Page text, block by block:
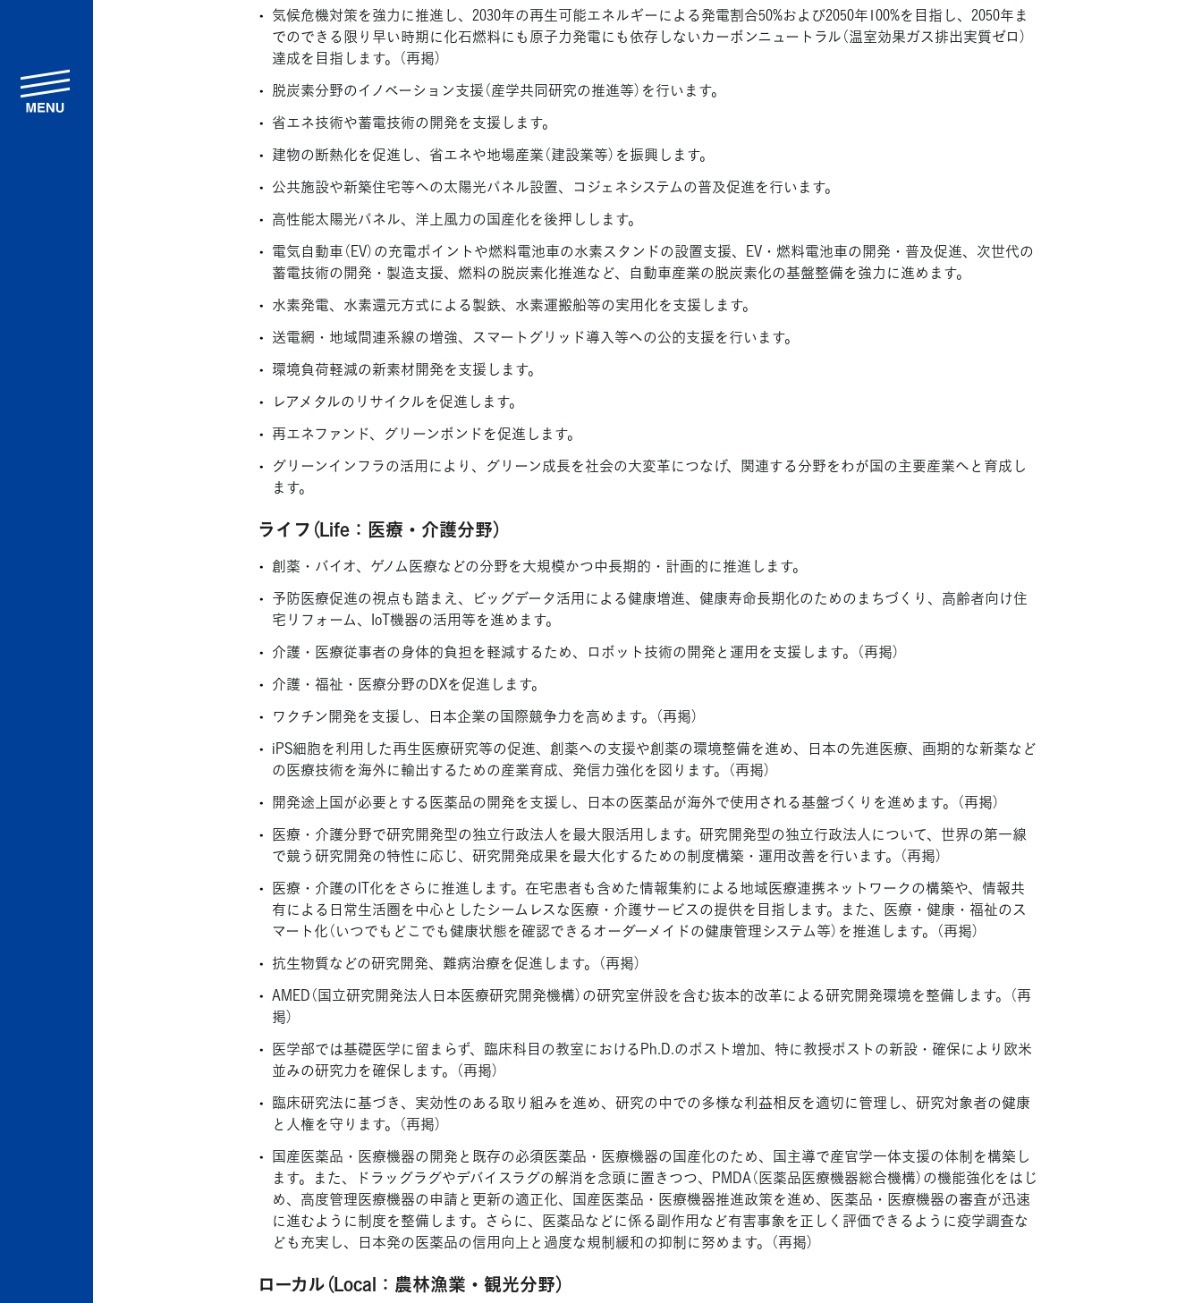
気候危機対策を強力に推進し、2030年の再生可能エネルギーによる発電割合50%および2050年100%を目指し、2050年ま
でのできる限り早い時期に化石燃料にも原子力発電にも依存しないカーボンニュートラル（温室効果ガス排出実質ゼロ）
達成を目指します。（再掲）
脱炭素分野のイノベーション支援（産学共同研究の推進等）を行います。
省エネ技術や蓄電技術の開発を支援します。
建物の断熱化を促進し、省エネや地場産業（建設業等）を振興します。
公共施設や新築住宅等への太陽光パネル設置、コジェネシステムの普及促進を行います。
高性能太陽光パネル、洋上風力の国産化を後押しします。
電気自動車（EV）の充電ポイントや燃料電池車の水素スタンドの設置支援、EV・燃料電池車の開発・普及促進、次世代の
蓄電技術の開発・製造支援、燃料の脱炭素化推進など、自動車産業の脱炭素化の基盤整備を強力に進めます。
水素発電、水素還元方式による製鉄、水素運搬船等の実用化を支援します。
送電網・地域間連系線の増強、スマートグリッド導入等への公的支援を行います。
環境負荷軽減の新素材開発を支援します。
レアメタルのリサイクルを促進します。
再エネファンド、グリーンボンドを促進します。
グリーンインフラの活用により、グリーン成長を社会の大変革につなげ、関連する分野をわが国の主要産業へと育成し
ます。
ライフ（Life：医療・介護分野）
創薬・バイオ、ゲノム医療などの分野を大規模かつ中長期的・計画的に推進します。
予防医療促進の視点も踏まえ、ビッグデータ活用による健康増進、健康寿命長期化のためのまちづくり、高齢者向け住
宅リフォーム、IoT機器の活用等を進めます。
介護・医療従事者の身体的負担を軽減するため、ロボット技術の開発と運用を支援します。（再掲）
介護・福祉・医療分野のDXを促進します。
ワクチン開発を支援し、日本企業の国際競争力を高めます。（再掲）
iPS細胞を利用した再生医療研究等の促進、創薬への支援や創薬の環境整備を進め、日本の先進医療、画期的な新薬など
の医療技術を海外に輸出するための産業育成、発信力強化を図ります。（再掲）
開発途上国が必要とする医薬品の開発を支援し、日本の医薬品が海外で使用される基盤づくりを進めます。（再掲）
医療・介護分野で研究開発型の独立行政法人を最大限活用します。研究開発型の独立行政法人について、世界の第一線
で競う研究開発の特性に応じ、研究開発成果を最大化するための制度構築・運用改善を行います。（再掲）
医療・介護のIT化をさらに推進します。在宅患者も含めた情報集約による地域医療連携ネットワークの構築や、情報共
有による日常生活圏を中心としたシームレスな医療・介護サービスの提供を目指します。また、医療・健康・福祉のス
マート化（いつでもどこでも健康状態を確認できるオーダーメイドの健康管理システム等）を推進します。（再掲）
抗生物質などの研究開発、難病治療を促進します。（再掲）
AMED（国立研究開発法人日本医療研究開発機構）の研究室併設を含む抜本的改革による研究開発環境を整備します。（再
掲）
医学部では基礎医学に留まらず、臨床科目の教室におけるPh.D.のポスト増加、特に教授ポストの新設・確保により欧米
並みの研究力を確保します。（再掲）
臨床研究法に基づき、実効性のある取り組みを進め、研究の中での多様な利益相反を適切に管理し、研究対象者の健康
と人権を守ります。（再掲）
国産医薬品・医療機器の開発と既存の必須医薬品・医療機器の国産化のため、国主導で産官学一体支援の体制を構築し
ます。また、ドラッグラグやデバイスラグの解消を念頭に置きつつ、PMDA（医薬品医療機器総合機構）の機能強化をはじ
め、高度管理医療機器の申請と更新の適正化、国産医薬品・医療機器推進政策を進め、医薬品・医療機器の審査が迅速
に進むように制度を整備します。さらに、医薬品などに係る副作用など有害事象を正しく評価できるように疫学調査な
ども充実し、日本発の医薬品の信用向上と過度な規制緩和の抑制に努めます。（再掲）
ローカル（Local：農林漁業・観光分野）